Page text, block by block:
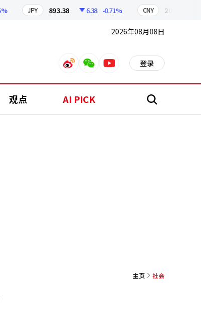
JPY 893.38 6.38 -0.71% CNY 209.17
2026年08月08日
weiboweixinyoutube 登录
观点 AI PICK 搜
主页 社会